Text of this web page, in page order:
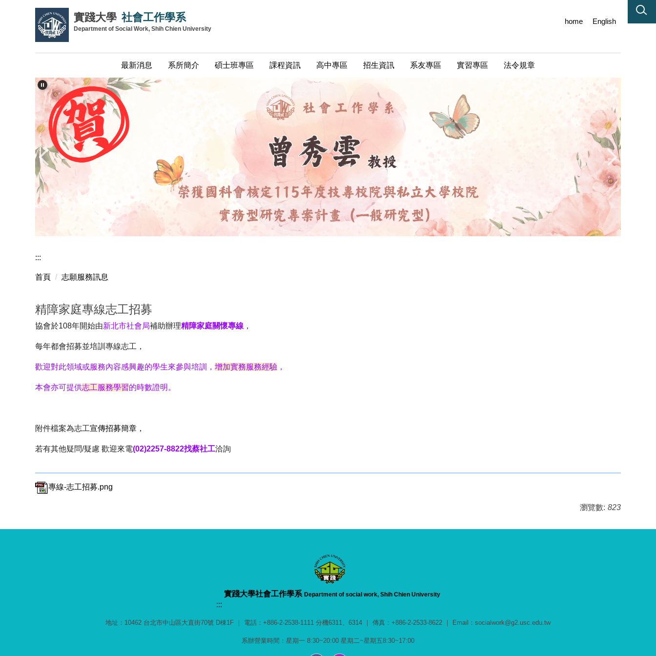
實踐大學 社會工作學系
Department of Social Work, Shih Chien University
最新消息 系所簡介 碩士班專區 課程資訊 高中專區 招生資訊 系友專區 實習專區 法令規章
home English
曾秀雲老師獲國科會核定115年度技專校院與私立大學校院實務型研究專案計畫（一般研究型）
:::
首頁 志願服務訊息
精障家庭專線志工招募
協會於108年開始由新北市社會局補助辦理精障家庭關懷專線 ，
每年都會招募並培訓專線志工，
歡迎對此領域或服務內容感興趣的學生來參與培訓， 增加實務服務經驗 ，
本會亦可提供志工服務學習的時數證明。
附件檔案為志工宣傳招募簡章，
若有其他疑問/疑慮 歡迎來電(02)2257-8822找蔡社工洽詢
專線-志工招募.png
瀏覽數: 823
:::
實踐大學社會工作學系 Department of social work, Shih Chien University
地址：10462 台北市中山區大直街70號 D棟1F ｜ 電話：+886-2-2538-1111 分機6311、6314 ｜ 傳真：+886-2-2533-8622 ｜ Email：socialwork@g2.usc.edu.tw
系辦營業時間：星期一 8:30~20:00 星期二~星期五8:30~17:00